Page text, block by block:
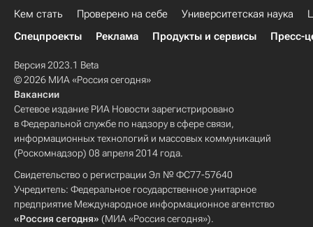
Кем стать Проверено на себе Университетская наука
Спецпроекты
Реклама Продукты и сервисы Пресс-
Версия 2023.1 Beta
© 2026 МИА «Россия сегодня»
Вакансии
Сетевое издание РИА Новости зарегистрировано
в Федеральной службе по надзору в сфере связи,
информационных технологий и массовых коммуникаций
(Роскомнадзор) 08 апреля 2014 года.
Свидетельство о регистрации Эл № ФС77-57640
Учредитель: Федеральное государственное унитарное
предприятие Международное информационное агентство
«Россия сегодня» (МИА «Россия сегодня»).